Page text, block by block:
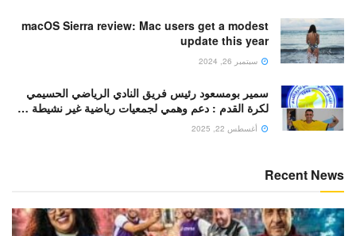
macOS Sierra review: Mac users get a modest
update this year
سبتمبر 26, 2024
سمير بومسعود رئيس فريق النادي الرياضي الحسيمي
لكرة القدم : دعم وهمي لجمعيات رياضية غير نشيطة …
أغسطس 22, 2025
Recent News